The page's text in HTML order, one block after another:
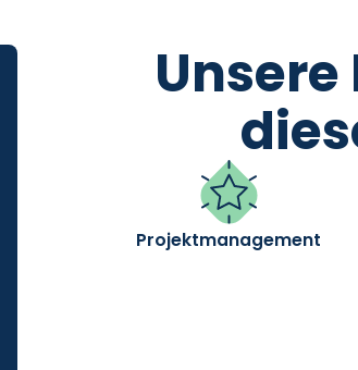
Projektmanagement